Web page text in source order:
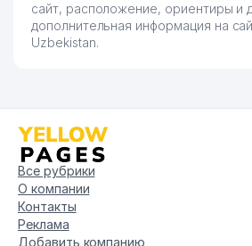
сайт, расположение, ориентиры и
дополнительная информация на
Uzbekistan.
Все рубрики
О компании
Контакты
Реклама
Добавить компанию